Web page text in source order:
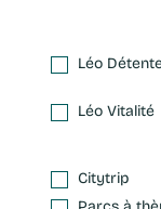
Léo
Léo Vitalité
Citytrip